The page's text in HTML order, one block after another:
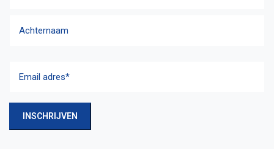
adres(Vereist)
INSCHRIJVEN